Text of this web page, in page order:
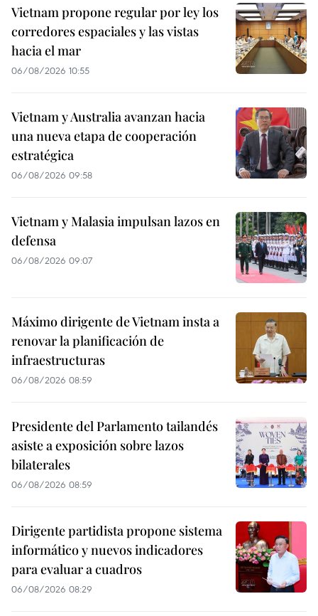
Vietnam propone regular por ley los
corredores espaciales y las vistas
hacia el mar
06/08/2026 10:55
Vietnam y Australia avanzan hacia
una nueva etapa de cooperación
estratégica
06/08/2026 09:58
Vietnam y Malasia impulsan lazos en
defensa
06/08/2026 09:07
Máximo dirigente de Vietnam insta a
renovar la planificación de
infraestructuras
06/08/2026 08:59
Presidente del Parlamento tailandés
asiste a exposición sobre lazos
bilaterales
06/08/2026 08:59
Dirigente partidista propone sistema
informático y nuevos indicadores
para evaluar a cuadros
06/08/2026 08:29